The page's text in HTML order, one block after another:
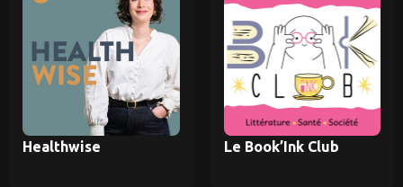
Healthwise Le Book’Ink Club